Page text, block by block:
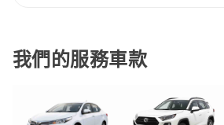
我們的服務車款